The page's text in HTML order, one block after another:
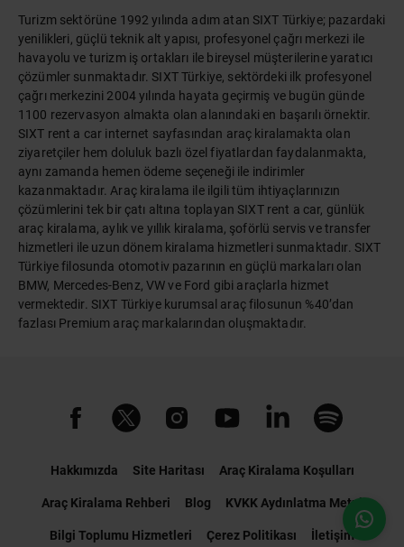
Turizm sektörüne 1992 yılında adım atan SIXT Türkiye; pazardaki
yenilikleri, güçlü teknik alt yapısı, profesyonel çağrı merkezi ile
havayolu ve turizm iş ortakları ile bireysel müşterilerine yaratıcı
çözümler sunmaktadır. SIXT Türkiye, sektördeki ilk profesyonel
çağrı merkezini 2004 yılında hayata geçirmiş ve bugün günde
1100 rezervasyon almakta olan alanındaki en başarılı örnektir.
SIXT rent a car internet sayfasından araç kiralamakta olan
ziyaretçiler hem doluluk bazlı özel fiyatlardan faydalanmakta,
aynı zamanda hemen ödeme seçeneği ile indirimler
kazanmaktadır. Araç kiralama ile ilgili tüm ihtiyaçlarınızın
çözümlerini tek bir çatı altına toplayan SIXT rent a car, günlük
araç kiralama, aylık ve yıllık kiralama, şoförlü servis ve transfer
hizmetleri ile uzun dönem kiralama hizmetleri sunmaktadır. SIXT
Türkiye filosunda otomotiv pazarının en güçlü markaları olan
BMW, Mercedes-Benz, VW ve Ford gibi araçlarla hizmet
vermektedir. SIXT Türkiye kurumsal araç filosunun %40’dan
fazlası Premium araç markalarından oluşmaktadır.
Hakkımızda Site Haritası Araç Kiralama Koşulları
Araç Kiralama Rehberi Blog KVKK Aydınlatma Metni
Bilgi Toplumu Hizmetleri Çerez Politikası İletişim